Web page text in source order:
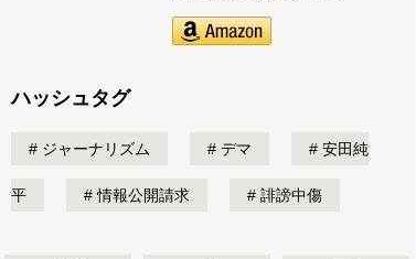
ハッシュタグ
ジャーナリズム デマ 安田純
平 情報公開請求 誹謗中傷